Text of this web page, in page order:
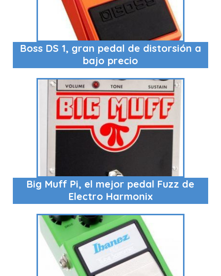
Boss DS 1, gran pedal de distorsión a
bajo precio
Big Muff Pi, el mejor pedal Fuzz de
Electro Harmonix